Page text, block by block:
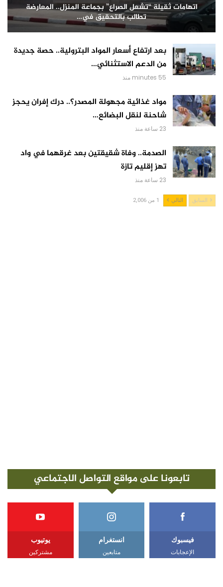
اتهامات ثقيلة “تشعل الصراع” بجماعة المنزل.. المعارضة
تطالب بالتحقيق في…
بعد ارتفاع أسعار المواد البترولية.. حصة جديدة
من الدعم الاستثنائي…
55 minutes منذ
مواد غذائية مجهولة المصدر؟.. درك إفران يحجز
شاحنة لنقل البضائع…
23 ساعة منذ
الصدمة.. وفاة شقيقتين بعد غرقهما في واد
تهز إقليم تازة
23 ساعة منذ
السابق التالي 1 من 2,006
تابعونا على مواقع التواصل الاجتماعي
فيسبوك
الإعجابات
انستغرام
متابعين
يوتيوب
مشتركين